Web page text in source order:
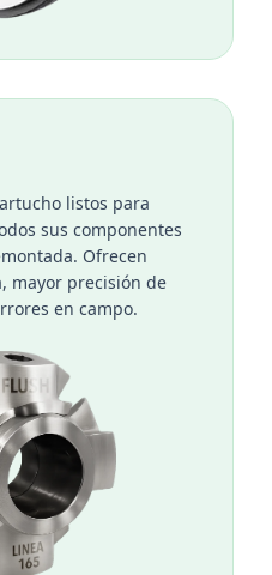
listos para
sus componentes
Ofrecen
mayor precisión de
en campo.